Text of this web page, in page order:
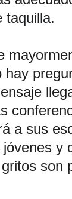
taquilla.
hay
a sus
y
son